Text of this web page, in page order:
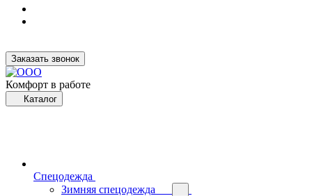
Заказать звонок
Комфорт в работе
Каталог
Спецодежда
Зимняя спецодежда